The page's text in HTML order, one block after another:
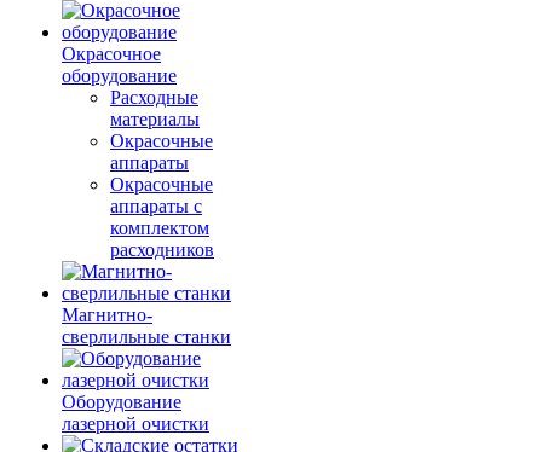
Окрасочное
оборудование
Расходные
материалы
Окрасочные
аппараты
Окрасочные
аппараты с
комплектом
расходников
Магнитно-
сверлильные станки
Оборудование
лазерной очистки